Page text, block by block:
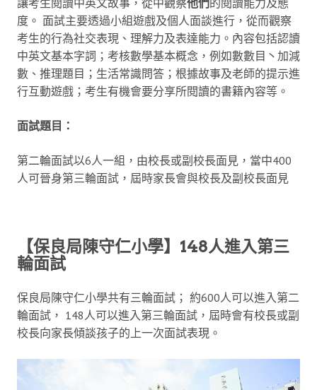
度。 面試主要透過小組遊戲及個人面談進行，從而觀察
考生的行為社交表現、理解力及表達能力。內容包括認讀
中英文基本字詞；考核數學基本概念，例如數數目丶加減
數、推理題目；生活常識問答；根據故事及老師的提示進
行互動遊戲；考生有機會要分享所閱讀的書籍內容等。
面試題目：
第二輪面試以6人一組，由校長或副校長面見，當中400
人可晉身第三輪面試，屆時家長會與校長及副校長面見
【保良局陳守仁小學】148人進入第三
輪面試
保良局陳守仁小學共有三輪面試； 約600人可以進入第二
輪面試， 148人可以進入第三輪面試，屆時會有校長或副
校長向家長傾談孩子的上一次面試表現。